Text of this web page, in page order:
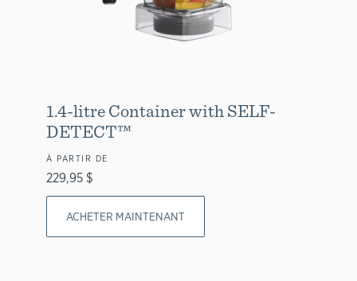
1.4-litre Container with SELF-
DETECT™
À PARTIR DE
229,95 $
ACHETER MAINTENANT